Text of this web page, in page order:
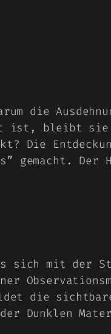
die
ist, bleibt
Die
gemacht. Der
sich mit der
die
Dunklen